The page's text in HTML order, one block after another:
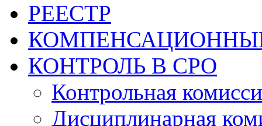
РЕЕСТР
КОНТРОЛЬ В СРО
Контрольная
Дисциплинарная